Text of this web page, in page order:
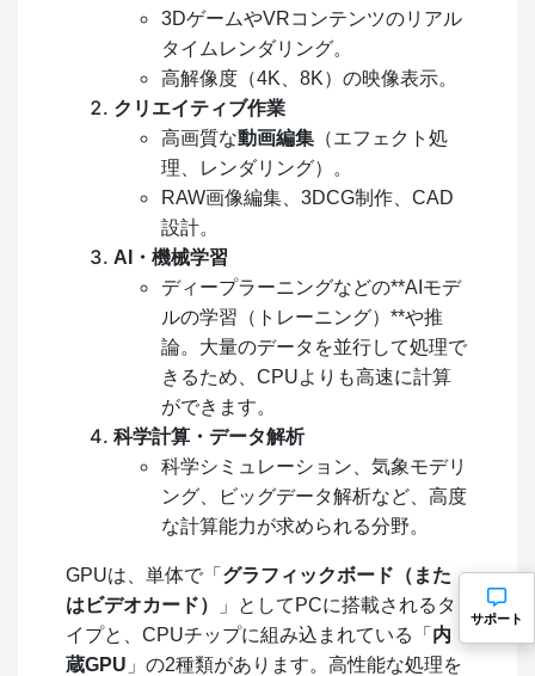
3DゲームやVRコンテンツのリアル
タイムレンダリング。
高解像度（4K、8K）の映像表示。
クリエイティブ作業
高画質な動画編集 （エフェクト処
理、レンダリング）。
RAW画像編集、3DCG制作、CAD
設計。
AI・機械学習
ディープラーニングなどの**AIモデ
ルの学習（トレーニング）**や推
論。大量のデータを並行して処理で
きるため、CPUよりも高速に計算
ができます。
科学計算・データ解析
科学シミュレーション、気象モデリ
ング、ビッグデータ解析など、高度
な計算能力が求められる分野。
GPUは、単体で「 グラフィックボード（また
はビデオカード）
」としてPCに搭載されるタ
イプと、CPUチップに組み込まれている「 内
蔵GPU 」の2種類があります。高性能な処理を
サポート